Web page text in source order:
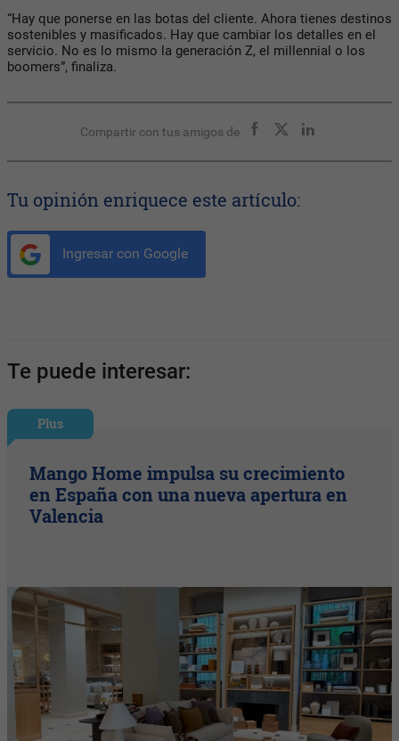
“Hay que ponerse en las botas del cliente. Ahora tienes destinos
sostenibles y masificados. Hay que cambiar los detalles en el
servicio. No es lo mismo la generación Z, el millennial o los
boomers”, finaliza.
Compartir con tus amigos de
Tu opinión enriquece este artículo:
Ingresar con Google
Te puede interesar:
Plus
Mango Home impulsa su crecimiento
en España con una nueva apertura en
Valencia